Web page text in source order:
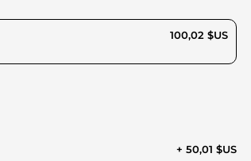
100,02 $US
+ 50,01 $US